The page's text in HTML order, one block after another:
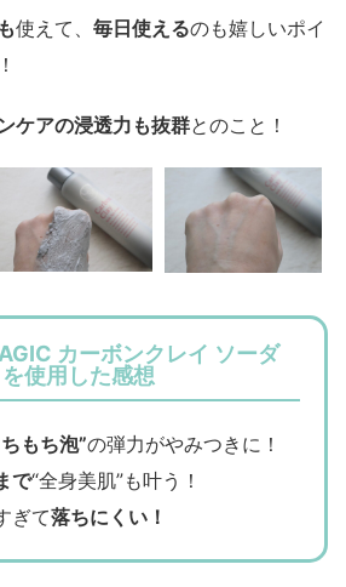
使えて、 毎日使えるのも嬉しいポイ
ケアの浸透力も抜群とのこと！
カーボンクレイ ソーダ
使用した感想
もち泡”の弾力がやみつきに！
で“全身美肌”も叶う！
ぎて落ちにくい！